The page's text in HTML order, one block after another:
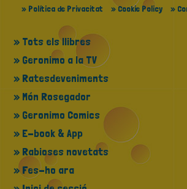
» Política de Privacitat
» Cookie Policy »
» Tots els llibres
» Geronimo a la TV
» Ratesdeveniments
» Món Rosegador
» Geronimo Comics
» E-book & App
» Rabioses novetats
» Fes-ho ara